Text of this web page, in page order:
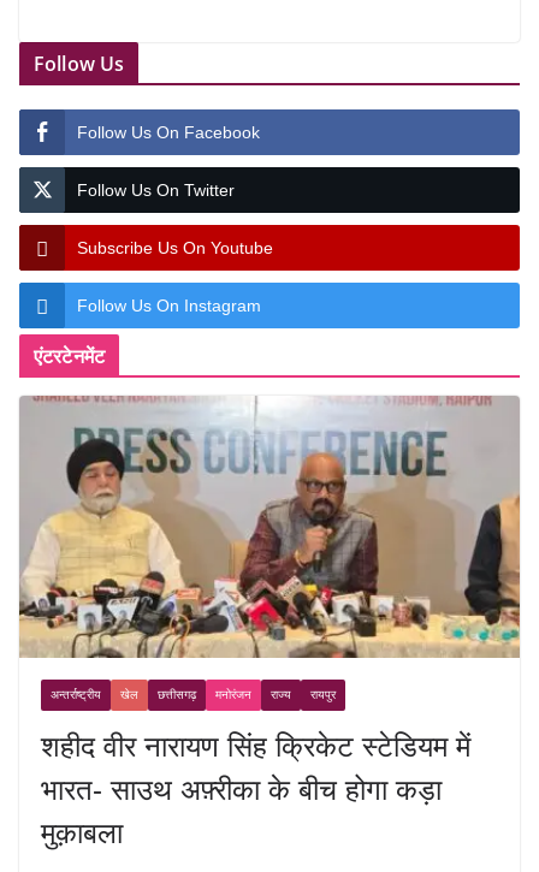
Follow Us
Follow Us On Facebook
Follow Us On Twitter
Subscribe Us On Youtube
Follow Us On Instagram
एंटरटेनमेंट
अन्तर्राष्ट्रीय खेल छत्तीसगढ़ मनोरंजन राज्य रायपुर
शहीद वीर नारायण सिंह क्रिकेट स्टेडियम में
भारत- साउथ अफ़्रीका के बीच होगा कड़ा
मुक़ाबला